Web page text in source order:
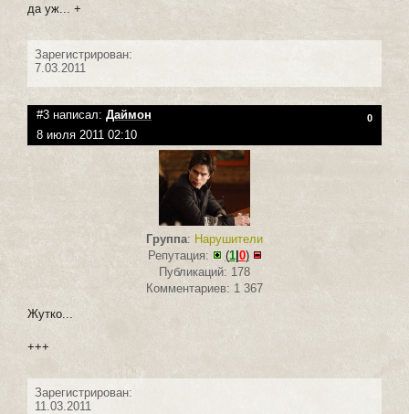
да уж... +
Зарегистрирован:
7.03.2011
#3 написал: Даймон 0
8 июля 2011 02:10
Группа: Нарушители
Репутация:
(1|0)
Публикаций: 178
Комментариев: 1 367
Жутко...
+++
Зарегистрирован:
11.03.2011